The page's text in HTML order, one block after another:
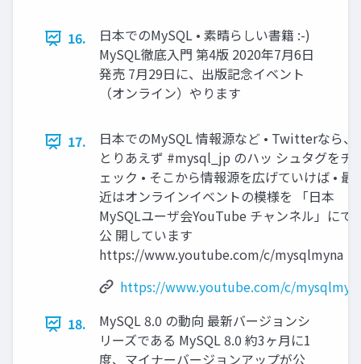
16.
日本でのMySQL • 素晴らしい書籍 :-)
MySQL徹底入門 第4版 2020年7月6日
発売 7月29日に、出版記念イベント
（オンライン）やります
17.
日本でのMySQL 情報源など • Twitterなら、
とりあえず #mysql_jp のハッ シュタグをチ
ェック • そこから情報源を広げていけば • 最
近はオンラインイベントの模様を 「日本
MySQLユーザ会YouTube チャンネル」にて
公 開しています
https://www.youtube.com/c/mysqlmyna
https://www.youtube.com/c/
18.
MySQL 8.0 の動向 最新バージョンシ
リーズである MySQL 8.0 約3ヶ月に1
度、マイナーバージョンアップが公